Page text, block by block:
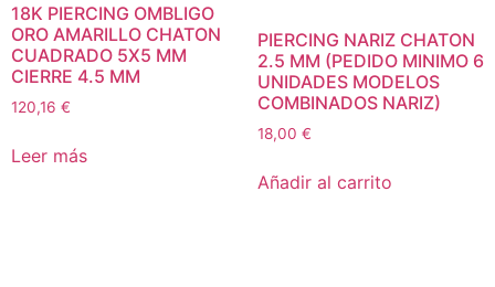
18K PIERCING OMBLIGO
ORO AMARILLO CHATON
CUADRADO 5X5 MM
CIERRE 4.5 MM
120,16 €
Leer más
PIERCING NARIZ CHATON
2.5 MM (PEDIDO MINIMO 6
UNIDADES MODELOS
COMBINADOS NARIZ)
18,00 €
Añadir al carrito